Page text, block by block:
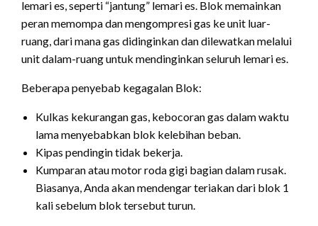
lemari es, seperti “jantung” lemari es. Blok memainkan
peran memompa dan mengompresi gas ke unit luar-
ruang, dari mana gas didinginkan dan dilewatkan melalui
unit dalam-ruang untuk mendinginkan seluruh lemari es.
Beberapa penyebab kegagalan Blok:
Kulkas kekurangan gas, kebocoran gas dalam waktu
lama menyebabkan blok kelebihan beban.
Kipas pendingin tidak bekerja.
Kumparan atau motor roda gigi bagian dalam rusak.
Biasanya, Anda akan mendengar teriakan dari blok 1
kali sebelum blok tersebut turun.